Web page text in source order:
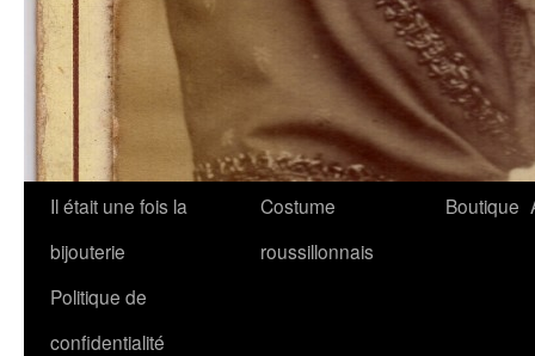
Il était une fois la
bijouterie
Costume
roussillonnais
Boutique
Politique de
confidentialité